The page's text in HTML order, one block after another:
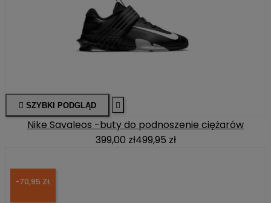
 SZYBKI PODGLĄD 
Nike Savaleos -buty do podnoszenie ciężarów
399,00 zł499,95 zł
-70,95 ZŁ